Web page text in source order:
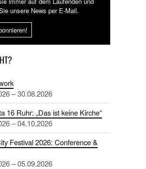
unsere News per E-Mail.
– 30.08.2026
16 Ruhr: „Das ist keine Kirche“
– 04.10.2026
Festival 2026: Conference &
– 05.09.2026